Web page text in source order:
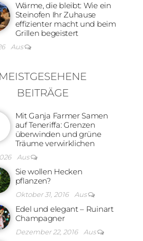
Wärme, die bleibt: Wie ein
Steinofen Ihr Zuhause
effizienter macht und beim
Grillen begeistert
Aus
MEISTGESEHENE
BEITRÄGE
Mit Ganja Farmer Samen
auf Teneriffa: Grenzen
überwinden und grüne
Träume verwirklichen
Aus
Sie wollen Hecken
pflanzen?
Oktober 31, 2016 Aus
Edel und elegant – Ruinart
Champagner
Dezember 22, 2016 Aus